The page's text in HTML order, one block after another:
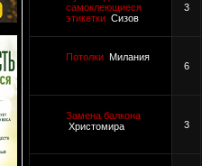
самоклеющиеся
этикетки Сизов
3
Потолки Милания
6
Замена балкона
Христомира
3